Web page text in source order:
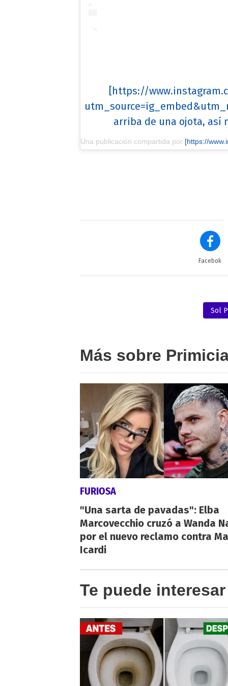
[https://
arriba de una ojota, así
Una publicación compartida por [https://www.instagram.com/
Facebok
Sol
Más sobre
FURIOSA
"Una sarta de pavadas": Elba
Marcovecchio cruzó a Wanda
por el nuevo reclamo contra
Icardi
Te puede interesar